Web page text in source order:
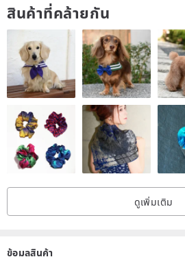
สินค้าที่คล้ายกัน
ดูเพิ่มเติม
ข้อมูลสินค้า